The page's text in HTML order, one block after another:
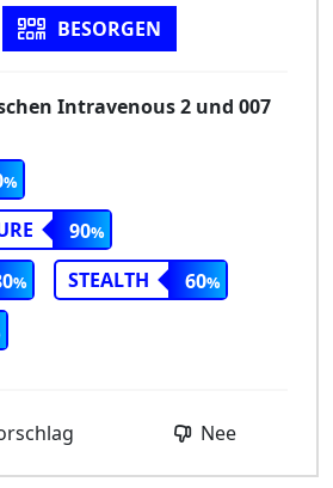
BESORGEN
Intravenous 2 und 007
90
STEALTH
60
Nee